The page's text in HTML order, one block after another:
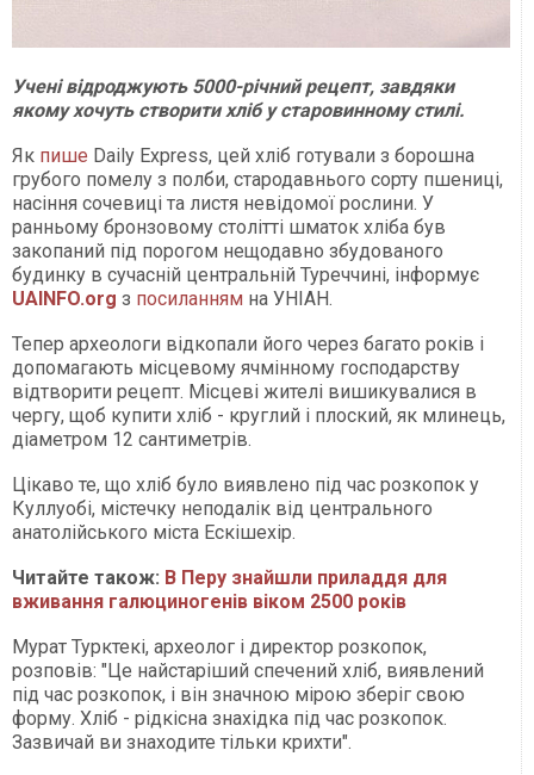
Учені відроджують 5000-річний рецепт, завдяки
якому хочуть створити хліб у старовинному стилі.
Як пише Daily Express, цей хліб готували з борошна
грубого помелу з полби, стародавнього сорту пшениці,
насіння сочевиці та листя невідомої рослини. У
ранньому бронзовому столітті шматок хліба був
закопаний під порогом нещодавно збудованого
будинку в сучасній центральній Туреччині, інформує
UAINFO.org з посиланням на УНІАН.
Тепер археологи відкопали його через багато років і
допомагають місцевому ячмінному господарству
відтворити рецепт. Місцеві жителі вишикувалися в
чергу, щоб купити хліб - круглий і плоский, як млинець,
діаметром 12 сантиметрів.
Цікаво те, що хліб було виявлено під час розкопок у
Куллуобі, містечку неподалік від центрального
анатолійського міста Ескішехір.
Читайте також: В Перу знайшли приладдя для
вживання галюциногенів віком 2500 років
Мурат Турктекі, археолог і директор розкопок,
розповів: "Це найстаріший спечений хліб, виявлений
під час розкопок, і він значною мірою зберіг свою
форму. Хліб - рідкісна знахідка під час розкопок.
Зазвичай ви знаходите тільки крихти".